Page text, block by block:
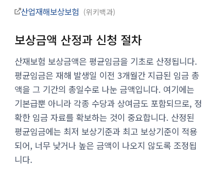
산업재해보상보험 위키백과
보상금액 산정과 신청 절차
산재보험 보상금액은 평균임금을 기초로 산정됩니다.
평균임금은 재해 발생일 이전 3개월간 지급된 임금 총
액을 그 기간의 총일수로 나눈 금액입니다. 여기에는
기본급뿐 아니라 각종 수당과 상여금도 포함되므로, 정
확한 임금 자료를 확보하는 것이 중요합니다. 산정된
평균임금에는 최저 보상기준과 최고 보상기준이 적용
되어, 너무 낮거나 높은 금액이 나오지 않도록 조정됩
니다.